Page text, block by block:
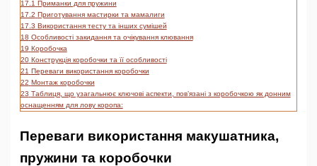
17.1 Приманки для пружини
17.2 Приготування мастирки та мамалиги
17.3 Використання тесту та інших сумішей
18 Особливості закидання та очікування клювання
19 Коробочка
20 Конструкція коробочки та її особливості
21 Переваги використання коробочки
22 Монтаж коробочки
23 Таблиця, що узагальнює ключові аспекти, пов’язані з коробочкою як донним
оснащенням для лову коропа:
Переваги використання макушатника,
пружини та коробочки